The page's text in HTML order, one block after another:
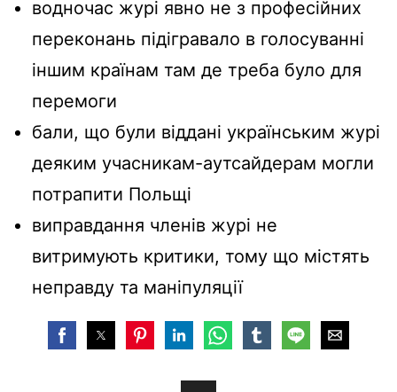
водночас журі явно не з професійних
переконань підігравало в голосуванні
іншим країнам там де треба було для
перемоги
бали, що були віддані українським журі
деяким учасникам-аутсайдерам могли
потрапити Польщі
виправдання членів журі не
витримують критики, тому що містять
неправду та маніпуляції